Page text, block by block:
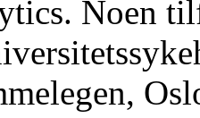
Noen